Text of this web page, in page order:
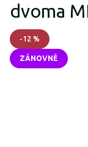
dvoma
-12 %
ZÁNOVNÉ